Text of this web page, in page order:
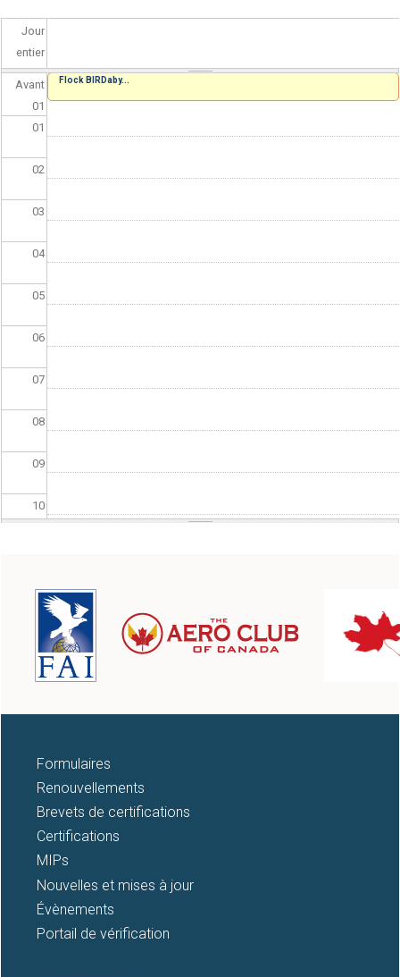
Jour
entier
Avant
01
01
02
03
04
05
06
07
08
09
10
12
14
15
16
18
19
20
Flock BIRDaby...
Formulaires
Renouvellements
Brevets de certifications
Certifications
MIPs
Nouvelles et mises à jour
Évènements
Portail de vérification